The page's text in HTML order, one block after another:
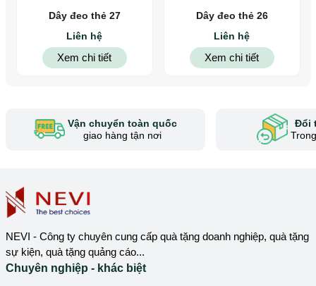
Dây đeo thẻ 27
Liên hệ
Xem chi tiết
Dây đeo thẻ 26
Liên hệ
Xem chi tiết
Vận chuyển toàn quốc
giao hàng tận nơi
Đổi
NEVI - Công ty chuyên cung cấp quà tặng doanh nghiệp, quà tặng
sự kiện, quà tặng quảng cáo...
Chuyên nghiệp - khác biệt